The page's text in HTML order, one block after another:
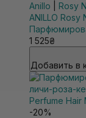
Anillo
Rosy
ANILLO Rosy
1 525₴
Добавить в
-20%